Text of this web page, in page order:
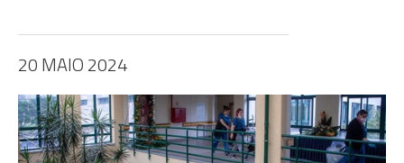
20 MAIO 2024